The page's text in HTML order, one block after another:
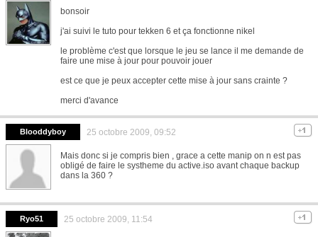
bonsoir
j'ai suivi le tuto pour tekken 6 et ça fonctionne nikel
le problème c'est que lorsque le jeu se lance il me demande de
faire une mise à jour pour pouvoir jouer
est ce que je peux accepter cette mise à jour sans crainte ?
merci d'avance
Blooddyboy 25 octobre 2009, 09:52
Mais donc si je compris bien , grace a cette manip on n est pas
obligé de faire le systheme du active.iso avant chaque backup
dans la 360 ?
Ryo51 25 octobre 2009, 11:54